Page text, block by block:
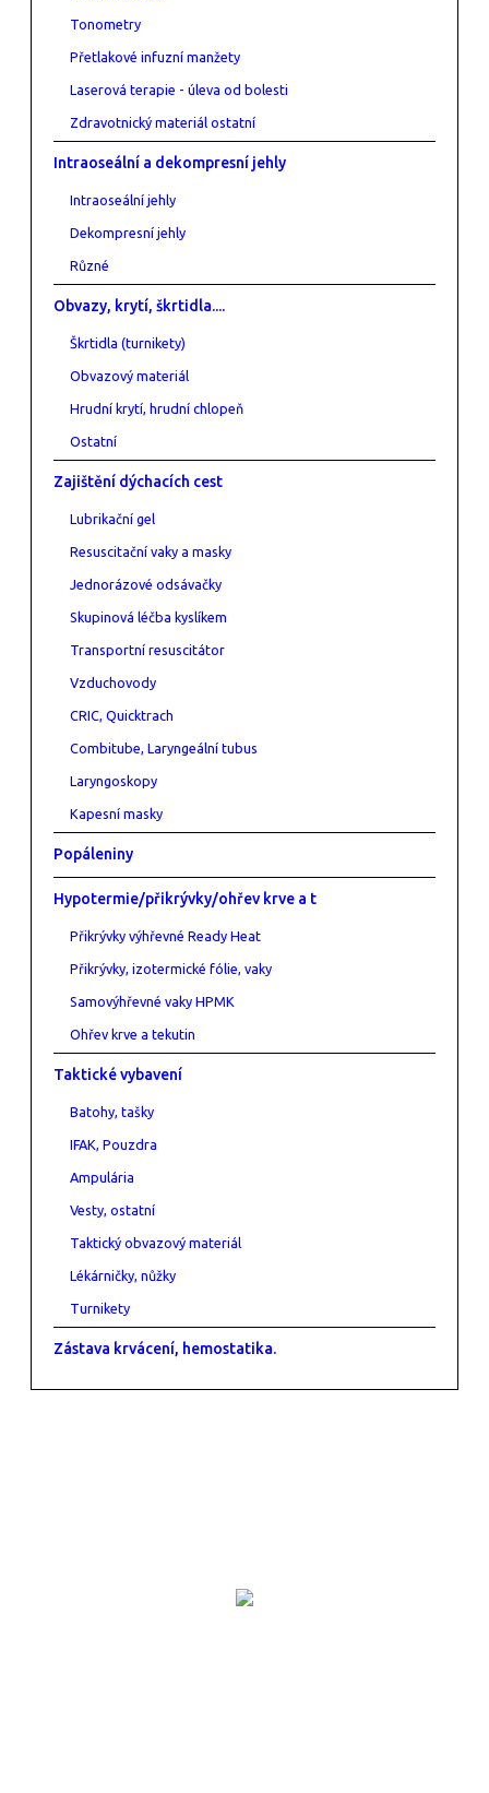
Tonometry
Přetlakové infuzní manžety
Laserová terapie - úleva od bolesti
Zdravotnický materiál ostatní
Intraoseální a dekompresní jehly
Intraoseální jehly
Dekompresní jehly
Různé
Obvazy, krytí, škrtidla....
Škrtidla (turnikety)
Obvazový materiál
Hrudní krytí, hrudní chlopeň
Ostatní
Zajištění dýchacích cest
Lubrikační gel
Resuscitační vaky a masky
Jednorázové odsávačky
Skupinová léčba kyslíkem
Transportní resuscitátor
Vzduchovody
CRIC, Quicktrach
Combitube, Laryngeální tubus
Laryngoskopy
Kapesní masky
Popáleniny
Hypotermie/přikrývky/ohřev krve a t
Přikrývky výhřevné Ready Heat
Přikrývky, izotermické fólie, vaky
Samovýhřevné vaky HPMK
Ohřev krve a tekutin
Taktické vybavení
Batohy, tašky
IFAK, Pouzdra
Ampulária
Vesty, ostatní
Taktický obvazový materiál
Lékárničky, nůžky
Turnikety
Zástava krvácení, hemostatika.